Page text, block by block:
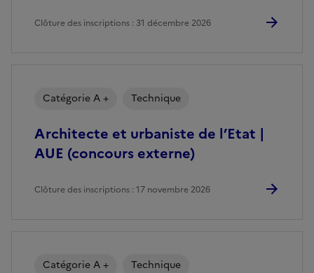
Clôture des inscriptions : 31 décembre 2026
Architecte et urbaniste de l’Etat |
AUE (concours externe)
Catégorie A + Technique
Clôture des inscriptions : 17 novembre 2026
Catégorie A + Technique